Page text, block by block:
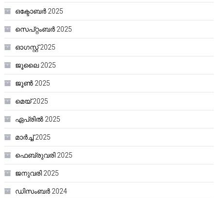
ഒക്ടോബർ 2025
സെപ്റ്റംബർ 2025
ഓഗസ്റ്റ്‌ 2025
ജൂലൈ 2025
ജൂൺ 2025
മെയ്‌ 2025
ഏപ്രിൽ 2025
മാർച്ച്‌ 2025
ഫെബ്രുവരി 2025
ജനുവരി 2025
ഡിസംബർ 2024